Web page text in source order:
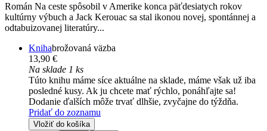
Román Na ceste spôsobil v Amerike konca päťdesiatych rokov
kultúrny výbuch a Jack Kerouac sa stal ikonou novej, spontánnej a
odtabuizovanej literatúry...
Knihabrožovaná väzba
13,90 €
Na sklade 1 ks
Túto knihu máme síce aktuálne na sklade, máme však už iba
posledné kusy. Ak ju chcete mať rýchlo, ponáhľajte sa!
Dodanie ďalších môže trvať dlhšie, zvyčajne do týždňa.
Pridať do zoznamu
Vložiť do košíka